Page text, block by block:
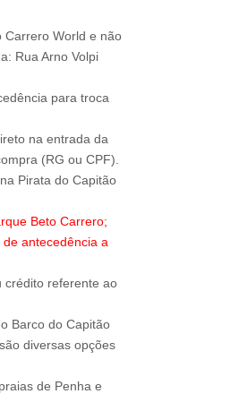
Carrero World e não
Rua Arno Volpi
para troca
na entrada da
(RG ou CPF).
Pirata do Capitão
Beto Carrero;
antecedência a
crédito referente ao
Barco do Capitão
diversas opções
de Penha e